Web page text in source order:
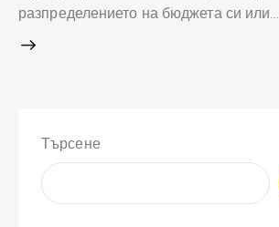
разпределението на бюджета си или…
Търсене